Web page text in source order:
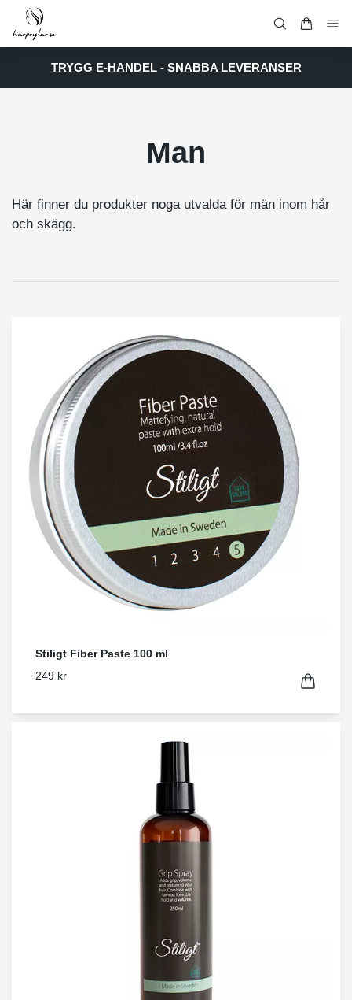
TRYGG E-HANDEL - SNABBA LEVERANSER
Man
Här finner du produkter noga utvalda för män inom hår
och skägg.
Stiligt Fiber Paste 100 ml
249 kr